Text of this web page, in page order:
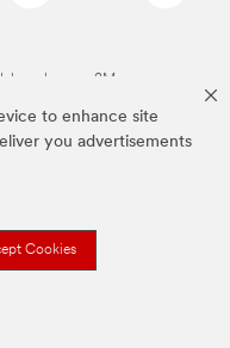
to enhance site
you advertisements
Cookies
van 3M.we